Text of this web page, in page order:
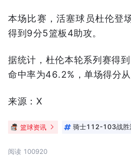
本场比赛，活塞球员杜伦登
得到9分5篮板4助攻。
据统计，杜伦本轮系列赛得
命中率为46.2%，单场得分从
来源：X
篮球资讯 骑士112-103战胜
阅读 100920